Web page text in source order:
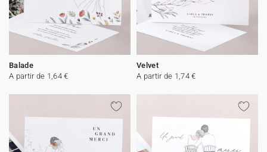
Balade
A partir de 1,64 €
Velvet
A partir de 1,74 €